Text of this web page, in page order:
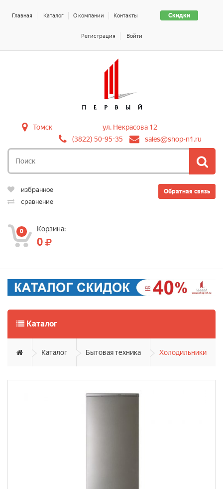
Скидки
Главная Каталог О компании Контакты
Регистрация Войти
Томск
ул. Некрасова 12
(3822) 50-95-35
sales@shop-n1.ru
Обратная связь
избранное
сравнение
0 Корзина:
0
Каталог
Каталог Бытовая техника Холодильники